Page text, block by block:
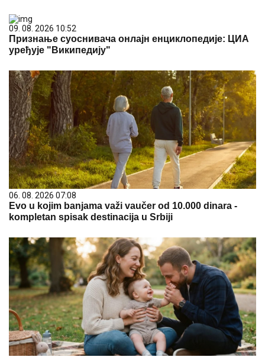
09. 08. 2026 10:52
Признање суоснивача онлајн енциклопедије: ЦИА
уређује "Википедију"
06. 08. 2026 07:08
Evo u kojim banjama važi vaučer od 10.000 dinara -
kompletan spisak destinacija u Srbiji